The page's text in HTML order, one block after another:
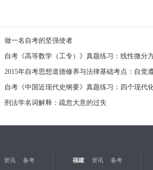
做一名自考的坚强使者
自考《高等数学（工专）》真题练习：线性微分方
2015年自考思想道德修养与法律基础考点：自觉
自考《中国近现代史纲要》真题练习：四个现代
刑法学名词解释：疏忽大意的过失
资讯 备考 福建 资讯 备考